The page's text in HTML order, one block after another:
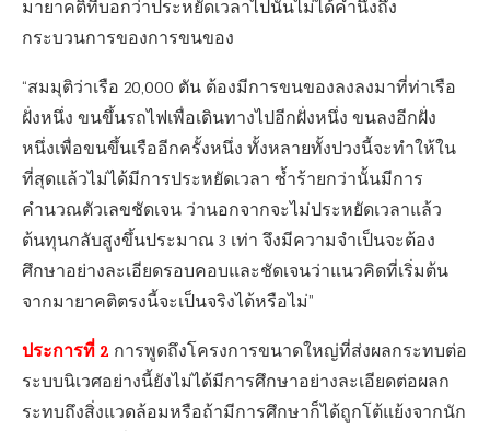
มายาคติที่บอกว่าประหยัดเวลาไปนั้นไม่ได้คำนึงถึง
กระบวนการของการขนของ
“สมมุติว่าเรือ 20,000 ตัน ต้องมีการขนของลงลงมาที่ท่าเรือ
ฝั่งหนึ่ง ขนขึ้นรถไฟเพื่อเดินทางไปอีกฝั่งหนึ่ง ขนลงอีกฝั่ง
หนึ่งเพื่อขนขึ้นเรืออีกครั้งหนึ่ง ทั้งหลายทั้งปวงนี้จะทำให้ใน
ที่สุดแล้วไม่ได้มีการประหยัดเวลา ซ้ำร้ายกว่านั้นมีการ
คำนวณตัวเลขชัดเจน ว่านอกจากจะไม่ประหยัดเวลาแล้ว
ต้นทุนกลับสูงขึ้นประมาณ 3 เท่า จึงมีความจำเป็นจะต้อง
ศึกษาอย่างละเอียดรอบคอบและชัดเจนว่าแนวคิดที่เริ่มต้น
จากมายาคติตรงนี้จะเป็นจริงได้หรือไม่”
ประการที่ 2 การพูดถึงโครงการขนาดใหญ่ที่ส่งผลกระทบต่อ
ระบบนิเวศอย่างนี้ยังไม่ได้มีการศึกษาอย่างละเอียดต่อผลก
ระทบถึงสิ่งแวดล้อมหรือถ้ามีการศึกษาก็ได้ถูกโต้แย้งจากนัก